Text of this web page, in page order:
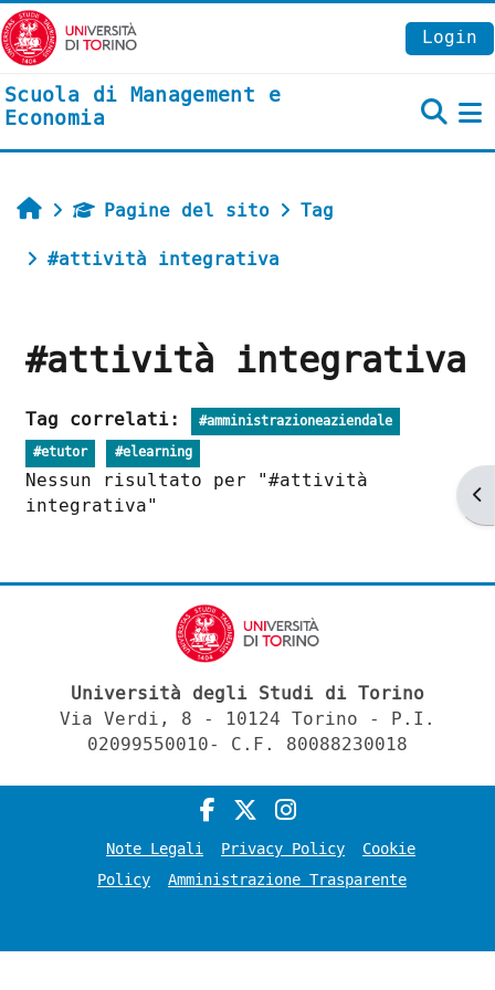
Vai al contenuto principale
Login
Scuola di Management e
Economia
HomePagine del sito
Tag
#attività integrativa
#attività integrativa
Tag correlati:
#amministrazioneaziendale
#etutor
#elearning
Nessun risultato per "#attività
integrativa"
Università degli Studi di Torino
Via Verdi, 8 - 10124 Torino - P.I.
02099550010- C.F. 80088230018
Note Legali Privacy Policy
Cookie
Policy
Amministrazione Trasparente